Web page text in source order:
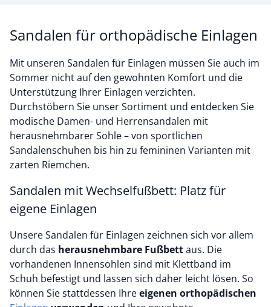
Sandalen für orthopädische Einlagen
Mit unseren Sandalen für Einlagen müssen Sie auch im
Sommer nicht auf den gewohnten Komfort und die
Unterstützung Ihrer Einlagen verzichten.
Durchstöbern Sie unser Sortiment und entdecken Sie
modische Damen- und Herrensandalen mit
herausnehmbarer Sohle – von sportlichen
Sandalenschuhen bis hin zu femininen Varianten mit
zarten Riemchen.
Sandalen mit Wechselfußbett: Platz für
eigene Einlagen
Unsere Sandalen für Einlagen zeichnen sich vor allem
durch das herausnehmbare Fußbettaus. Die
vorhandenen Innensohlen sind mit Klettband im
Schuh befestigt und lassen sich daher leicht lösen. So
können Sie stattdessen Ihreeigenen orthopädischen